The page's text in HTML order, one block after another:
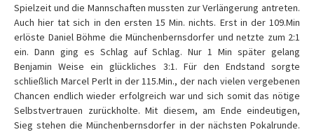
Spielzeit und die Mannschaften mussten zur Verlängerung antreten.
Auch hier tat sich in den ersten 15 Min. nichts. Erst in der 109.Min
erlöste Daniel Böhme die Münchenbernsdorfer und netzte zum 2:1
ein. Dann ging es Schlag auf Schlag. Nur 1 Min später gelang
Benjamin Weise ein glückliches 3:1. Für den Endstand sorgte
schließlich Marcel Perlt in der 115.Min., der nach vielen vergebenen
Chancen endlich wieder erfolgreich war und sich somit das nötige
Selbstvertrauen zurückholte. Mit diesem, am Ende eindeutigen,
Sieg stehen die Münchenbernsdorfer in der nächsten Pokalrunde.